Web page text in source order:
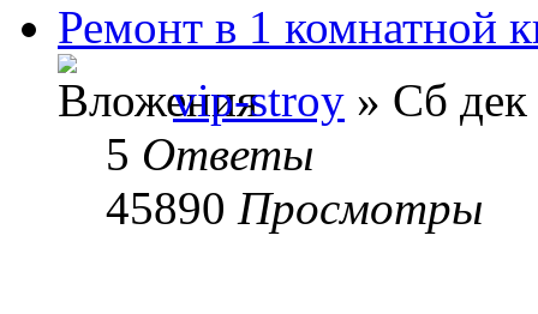
Ремонт в 1 комнатной
vip-stroy » Сб
5 Ответы
45890 Просмотры